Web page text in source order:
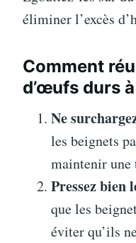
éliminer l’excès
Comment
d’œufs durs
Ne
les beignets
maintenir une
Pressez bien
que les
éviter qu’ils